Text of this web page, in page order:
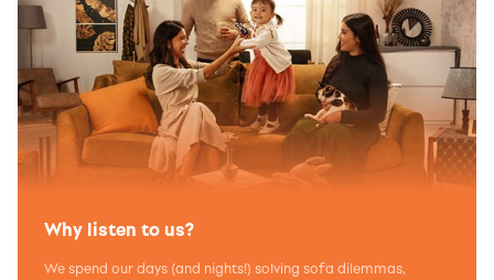
Why listen to us?
We spend our days (and nights!) solving sofa dilemmas,